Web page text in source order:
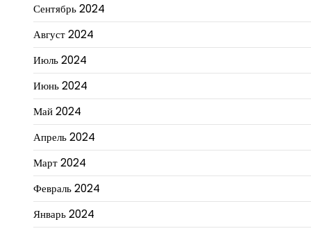
Сентябрь 2024
Август 2024
Июль 2024
Июнь 2024
Май 2024
Апрель 2024
Март 2024
Февраль 2024
Январь 2024